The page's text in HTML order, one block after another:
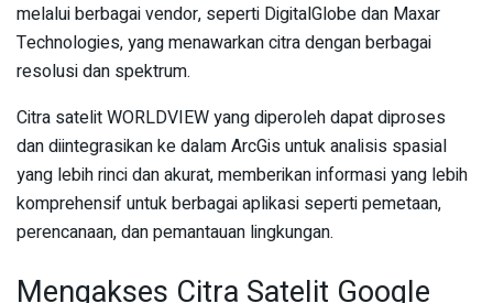
melalui berbagai vendor, seperti DigitalGlobe dan Maxar
Technologies, yang menawarkan citra dengan berbagai
resolusi dan spektrum.
Citra satelit WORLDVIEW yang diperoleh dapat diproses
dan diintegrasikan ke dalam ArcGis untuk analisis spasial
yang lebih rinci dan akurat, memberikan informasi yang lebih
komprehensif untuk berbagai aplikasi seperti pemetaan,
perencanaan, dan pemantauan lingkungan.
Mengakses Citra Satelit Google